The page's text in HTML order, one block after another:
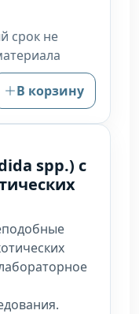
срок не
В корзину
spp.) с